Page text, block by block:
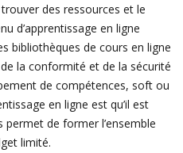
des ressources et le
d’apprentissage en ligne
bibliothèques de cours en ligne
la conformité et de la sécurité
de compétences, soft ou
en ligne est qu’il est
de former l’ensemble
limité.